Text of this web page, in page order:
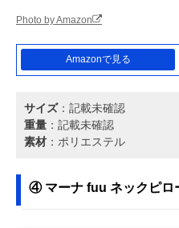
Photo by Amazon
Amazonで見る
サイズ：記載未確認
重量 ：記載未確認
素材 ：ポリエステル
④ マーナ fuu ネックピロ